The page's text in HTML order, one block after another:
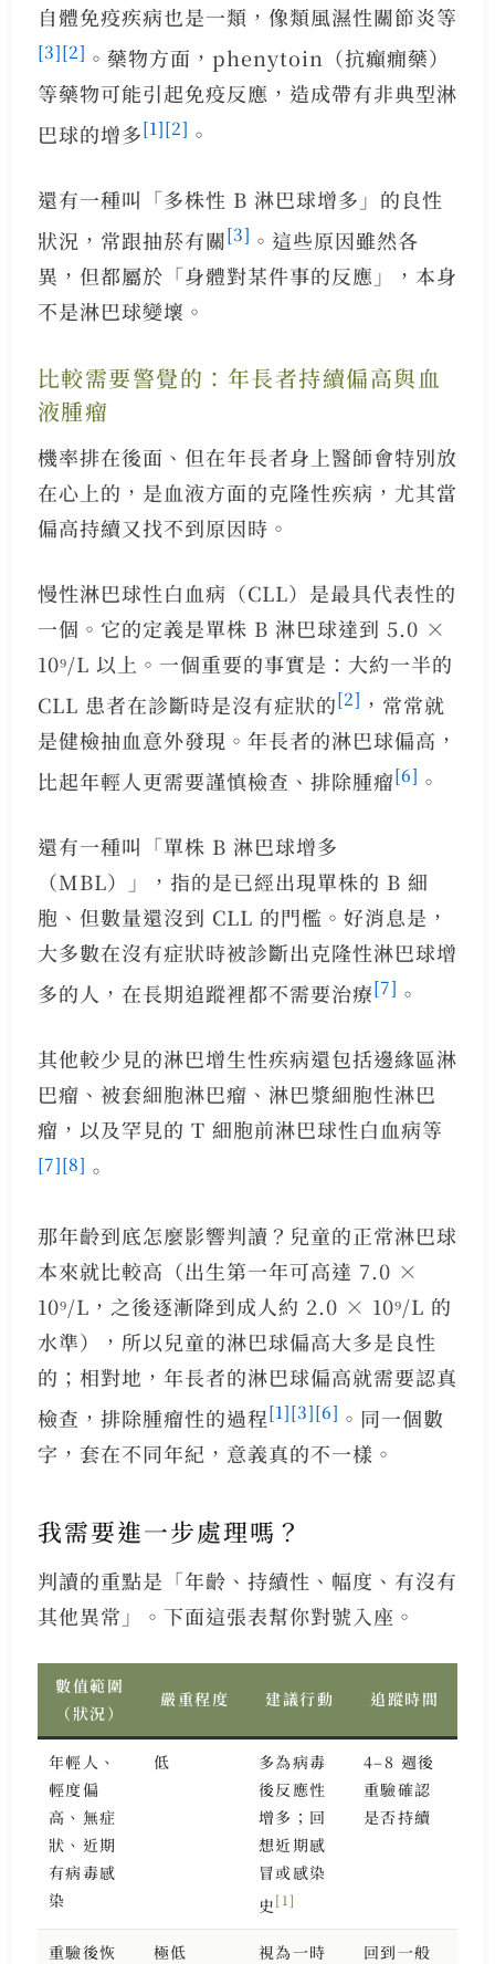
自體免疫疾病也是一類，像類風濕性關節炎等
[3][2] 。藥物方面，phenytoin（抗癲癇藥）
等藥物可能引起免疫反應，造成帶有非典型淋
巴球的增多[1][2] 。
還有一種叫「多株性 B 淋巴球增多」的良性
狀況，常跟抽菸有關[3] 。這些原因雖然各
異，但都屬於「身體對某件事的反應」，本身
不是淋巴球變壞。
比較需要警覺的：年長者持續偏高與血
液腫瘤
機率排在後面、但在年長者身上醫師會特別放
在心上的，是血液方面的克隆性疾病，尤其當
偏高持續又找不到原因時。
慢性淋巴球性白血病（CLL）是最具代表性的
一個。它的定義是單株 B 淋巴球達到 5.0 ×
10⁹/L 以上。一個重要的事實是：大約一半的
CLL 患者在診斷時是沒有症狀的[2] ，常常就
是健檢抽血意外發現。年長者的淋巴球偏高，
比起年輕人更需要謹慎檢查、排除腫瘤[6] 。
還有一種叫「單株 B 淋巴球增多
（MBL）」，指的是已經出現單株的 B 細
胞、但數量還沒到 CLL 的門檻。好消息是，
大多數在沒有症狀時被診斷出克隆性淋巴球增
多的人，在長期追蹤裡都不需要治療[7] 。
其他較少見的淋巴增生性疾病還包括邊緣區淋
巴瘤、被套細胞淋巴瘤、淋巴漿細胞性淋巴
瘤，以及罕見的 T 細胞前淋巴球性白血病等
[7][8] 。
那年齡到底怎麼影響判讀？兒童的正常淋巴球
本來就比較高（出生第一年可高達 7.0 ×
10⁹/L，之後逐漸降到成人約 2.0 × 10⁹/L 的
水準），所以兒童的淋巴球偏高大多是良性
的；相對地，年長者的淋巴球偏高就需要認真
檢查，排除腫瘤性的過程[1][3][6] 。同一個數
字，套在不同年紀，意義真的不一樣。
我需要進一步處理嗎？
判讀的重點是「年齡、持續性、幅度、有沒有
其他異常」。下面這張表幫你對號入座。
數值範圍
（狀況）
嚴重程度 建議行動 追蹤時間
年輕人、
輕度偏
高、無症
狀、近期
有病毒感
染
低
多為病毒
後反應性
增多；回
想近期感
冒或感染
史[1]
4–8 週後
重驗確認
是否持續
重驗後恢 極低 視為一時 回到一般